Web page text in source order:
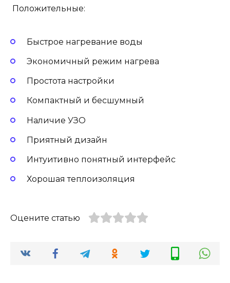
Положительные:
Быстрое нагревание воды
Экономичный режим нагрева
Простота настройки
Компактный и бесшумный
Наличие УЗО
Приятный дизайн
Интуитивно понятный интерфейс
Хорошая теплоизоляция
Оцените статью